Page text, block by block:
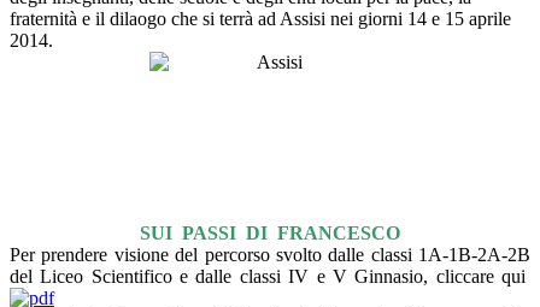
fraternità e il dilaogo che si terrà ad Assisi nei giorni 14 e 15 aprile
2014.
SUI PASSI DI FRANCESCO
Per prendere visione del percorso svolto dalle classi 1A-1B-2A-2B
del Liceo Scientifico e dalle classi IV e V Ginnasio, cliccare qui